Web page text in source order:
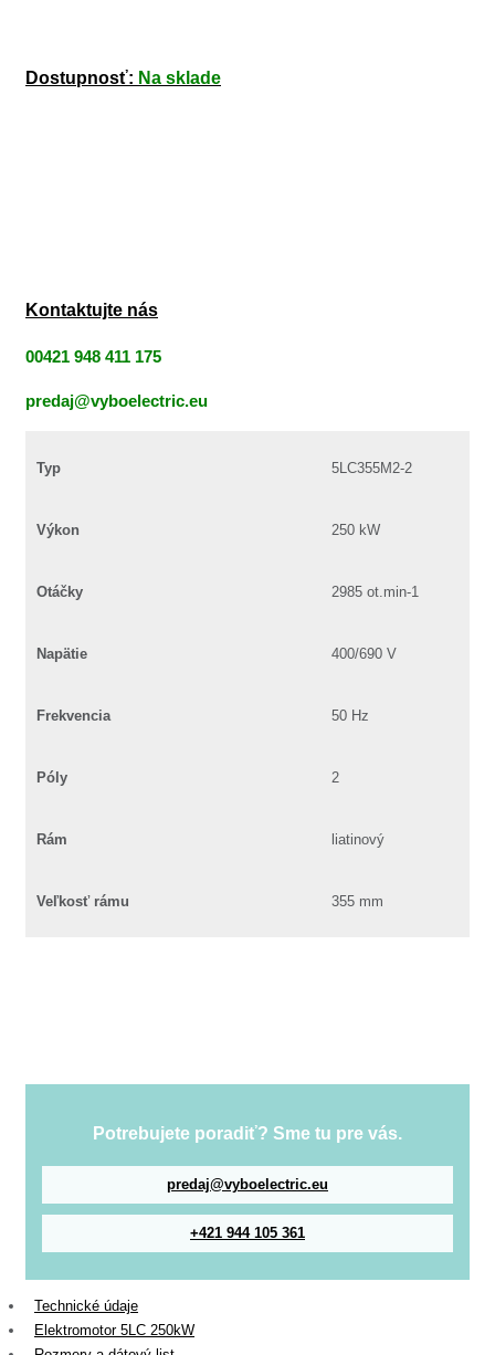
Dostupnosť: Na sklade
Kontaktujte nás
00421 948 411 175
predaj@vyboelectric.eu
Typ 5LC355M2-2
Výkon 250 kW
Otáčky 2985 ot.min-1
Napätie 400/690 V
Frekvencia 50 Hz
Póly 2
Rám liatinový
Veľkosť rámu 355 mm
Potrebujete poradiť? Sme tu pre vás.
predaj@vyboelectric.eu
+421 944 105 361
Technické údaje
Elektromotor 5LC 250kW